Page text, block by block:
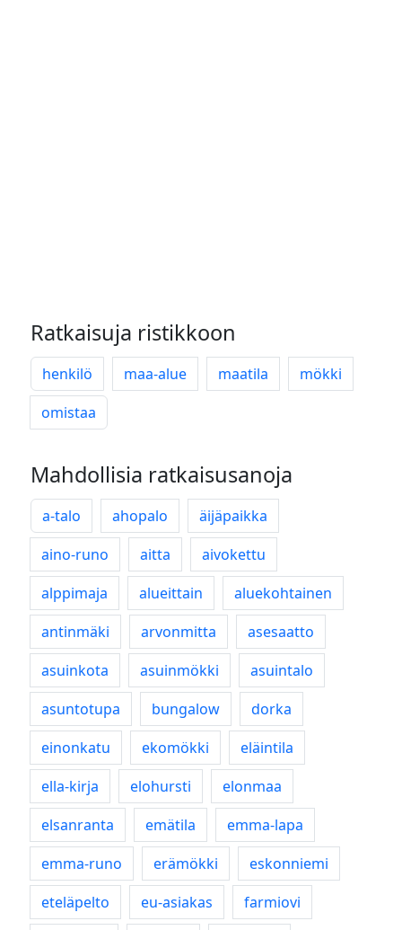
Ratkaisuja ristikkoon
henkilö maa-alue maatila
mökki
omistaa
Mahdollisia ratkaisusanoja
a-talo ahopalo
äijäpaikka
aino-runo
aitta
aivokettu
alppimaja
alueittain
aluekohtainen
antinmäki
arvonmitta
asesaatto
asuinkota
asuinmökki
asuintalo
asuntotupa
bungalow
dorka
einonkatu
ekomökki
eläintila
ella-kirja
elohursti
elonmaa
elsanranta
emätila
emma-lapa
emma-runo
erämökki
eskonniemi
eteläpelto
eu-asiakas
farmiovi